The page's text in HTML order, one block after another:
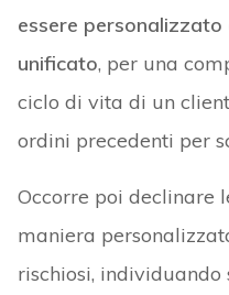
essere personalizzato
unificato, per una
ciclo di vita di un
ordini precedenti per
Occorre poi declinare
maniera
rischiosi,